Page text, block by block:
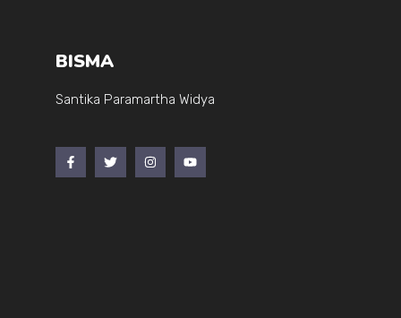
BISMA
Santika Paramartha Widya